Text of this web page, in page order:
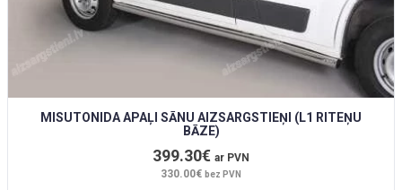
MISUTONIDA APAĻI SĀNU AIZSARGSTIEŅI (L1 RITEŅU
BĀZE)
399.30€ ar PVN
330.00€ bez PVN